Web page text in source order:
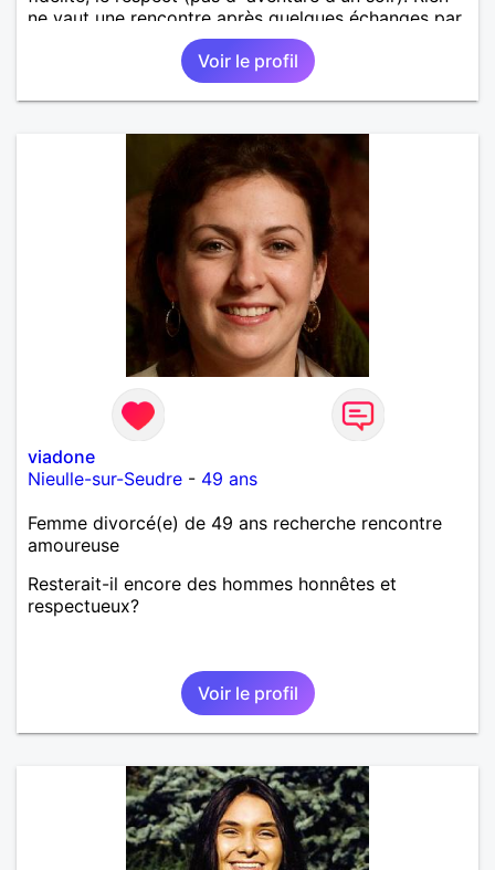
ne vaut une rencontre après quelques échanges par
messages pour savoir si il y a un feeling entre les
deux et le désir de se revoir. Au plaisir de se
Voir le profil
viadone
Nieulle-sur-Seudre - 49 ans
Femme divorcé(e) de 49 ans recherche rencontre
amoureuse
Resterait-il encore des hommes honnêtes et
respectueux?
Voir le profil